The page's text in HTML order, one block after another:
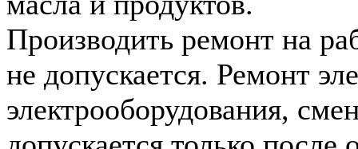
Производить ремонт на
не допускается. Ремонт
электрооборудования,